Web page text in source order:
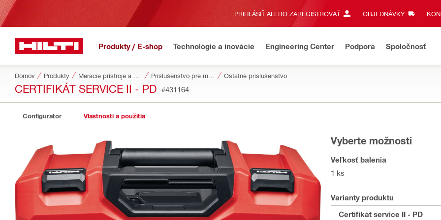
PRIHLÁSIŤ ALEBO ZAREGISTROVAŤ OBJEDNÁVKY
Produkty / E-shop Technológie a inovácie Engineering Center Podpora Spoločnosť
Domov Produkty Ostatné príslušenstvo
CERTIFIKÁT SERVICE II - PD #431164
Configurator Vlastnosti a použitia
Vyberte možnosti
Veľkosť balenia
1 ks
Varianty produktu
Certifikát service II - PD